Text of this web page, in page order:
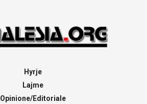
Hyrje
Lajme
Opinione/Editoriale